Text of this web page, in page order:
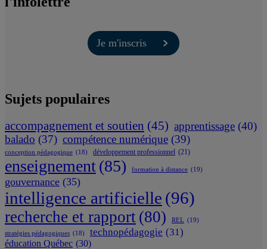
Je m'inscris
Sujets populaires
accompagnement et soutien (45) apprentissage (40)
balado (37) compétence numérique (39)
conception pédagogique (18) développement professionnel (21)
enseignement(85) formation à distance (19)
gouvernance (35)
intelligence artificielle (96)
recherche et rapport (80) REL (19)
stratégies pédagogiques (18) technopédagogie (31)
éducation Québec (30)